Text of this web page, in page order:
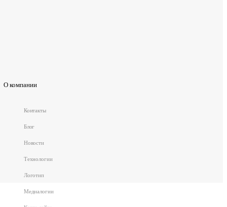
О компании
Контакты
Блог
Новости
Технологии
Логотип
Медиалогии